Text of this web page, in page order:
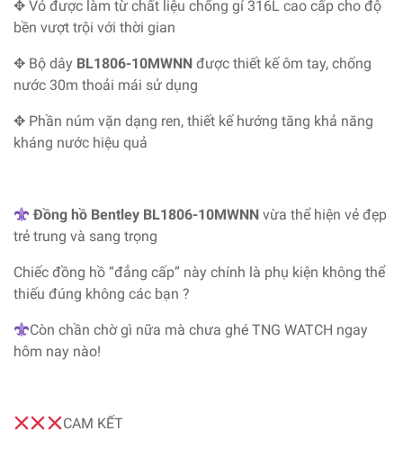
✥ Vỏ được làm từ chất liệu chống gỉ 316L cao cấp cho độ
bền vượt trội với thời gian
✥ Bộ dây BL1806-10MWNN được thiết kế ôm tay, chống
nước 30m thoải mái sử dụng
✥ Phần núm vặn dạng ren, thiết kế hướng tăng khả năng
kháng nước hiệu quả
Đồng hồ Bentley BL1806-10MWNN vừa thể hiện vẻ đẹp
trẻ trung và sang trọng
Chiếc đồng hồ “đẳng cấp” này chính là phụ kiện không thể
thiếu đúng không các bạn ?
Còn chần chờ gì nữa mà chưa ghé TNG WATCH ngay
hôm nay nào!
CAM KẾT